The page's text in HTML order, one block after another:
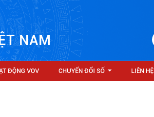
NAM
ĐỘNG VOV CHUYỂN ĐỔI SỐ LIÊN HỆ